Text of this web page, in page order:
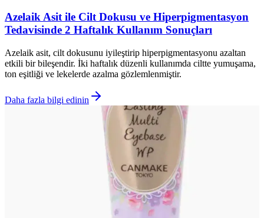
Azelaik Asit ile Cilt Dokusu ve Hiperpigmentasyon
Tedavisinde 2 Haftalık Kullanım Sonuçları
Azelaik asit, cilt dokusunu iyileştirip hiperpigmentasyonu azaltan
etkili bir bileşendir. İki haftalık düzenli kullanımda ciltte yumuşama,
ton eşitliği ve lekelerde azalma gözlemlenmiştir.
Daha fazla bilgi edinin